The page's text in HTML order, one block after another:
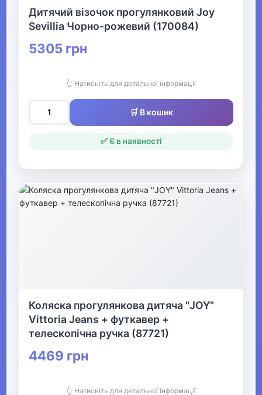
Іграшки для колясок та автокрісел
Прогулянки та активний відпочинок
Товари для мам
Одяг, взуття та аксесуари
Дитячий візочок прогулянковий Joy
Sevillia Чорно-рожевий (170084)
5305 грн
👆 Натисніть для детальної інформації
🛒 В кошик
✅ Є в наявності
Коляска прогулянкова дитяча "JOY"
Vittoria Jeans + футкавер +
телескопічна ручка (87721)
4469 грн
👆 Натисніть для детальної інформації